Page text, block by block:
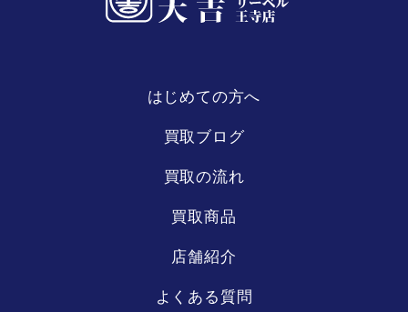
リーベル
王寺店
はじめての方へ
買取ブログ
買取の流れ
買取商品
店舗紹介
よくある質問